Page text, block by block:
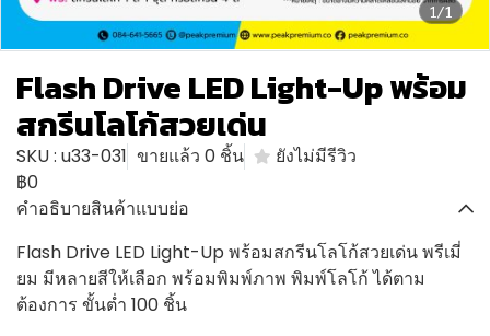
1/1
Flash Drive LED Light-Up พร้อม
สกรีนโลโก้สวยเด่น
SKU : u33-031 ขายแล้ว 0 ชิ้น
ยังไม่มีรีวิว
฿0
คำอธิบายสินค้าแบบย่อ
Flash Drive LED Light-Up พร้อมสกรีนโลโก้สวยเด่น พรีเมี่
ยม มีหลายสีให้เลือก พร้อมพิมพ์ภาพ พิมพ์โลโก้ ได้ตาม
ต้องการ ขั้นต่ำ 100 ชิ้น